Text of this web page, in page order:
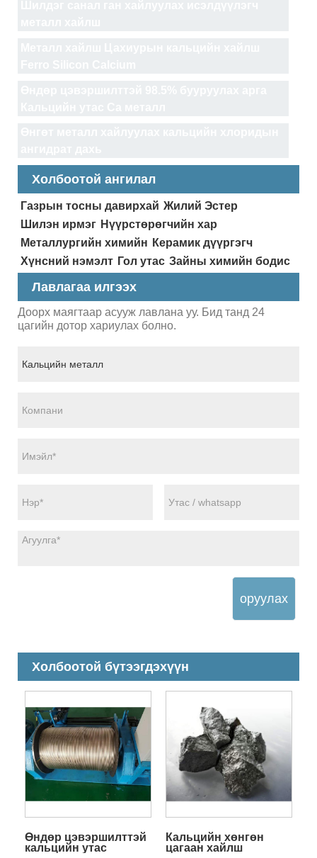
Холбоотой ангилал
Газрын тосны давирхай Жилий Эстер
Шилэн ирмэг Нүүрстөрөгчийн хар
Металлургийн химийн Керамик дүүргэгч
Хүнсний нэмэлт Гол утас Зайны химийн бодис
Лавлагаа илгээх
Доорх маягтаар асууж лавлана уу. Бид танд 24
цагийн дотор хариулах болно.
оруулах
Холбоотой бүтээгдэхүүн
Өндөр цэвэршилттэй
кальцийн утас
Кальцийн хөнгөн
цагаан хайлш